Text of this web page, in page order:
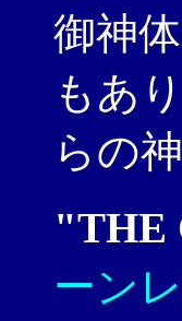
御神
もあ
らの
"THE
ーン